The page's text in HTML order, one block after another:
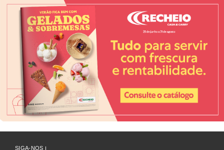
SIGA-NOS